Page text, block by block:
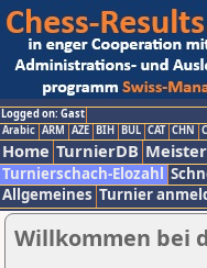
Logged on: Gast
Arabic ARM AZE BIH BUL CAT CHN
Home TurnierDB
Turnierschach-Elozahl
Allgemeines Turnier
Willkommen bei